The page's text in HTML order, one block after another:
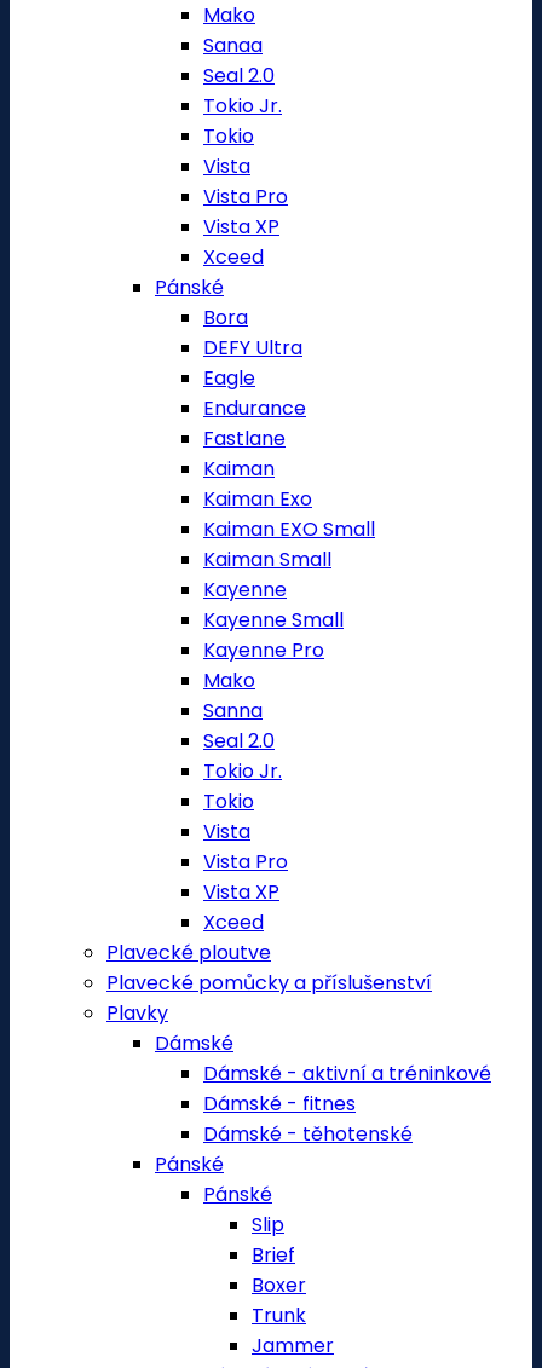
Mako
Sanaa
Seal 2.0
Tokio Jr.
Tokio
Vista
Vista Pro
Vista XP
Xceed
Pánské
Bora
DEFY Ultra
Eagle
Endurance
Fastlane
Kaiman
Kaiman Exo
Kaiman EXO Small
Kaiman Small
Kayenne
Kayenne Small
Kayenne Pro
Mako
Sanna
Seal 2.0
Tokio Jr.
Tokio
Vista
Vista Pro
Vista XP
Xceed
Plavecké ploutve
Plavecké pomůcky a příslušenství
Plavky
Dámské
Dámské - aktivní a tréninkové
Dámské - fitnes
Dámské - těhotenské
Pánské
Pánské
Slip
Brief
Boxer
Trunk
Jammer